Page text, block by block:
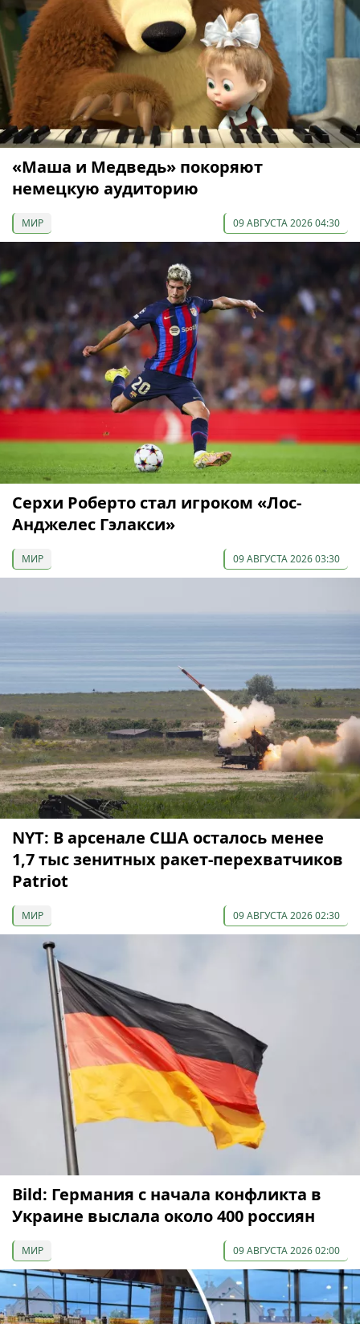
«Маша и Медведь» покоряют
немецкую аудиторию
МИР 09 АВГУСТА 2026 04:30
Серхи Роберто стал игроком «Лос-
Анджелес Гэлакси»
МИР 09 АВГУСТА 2026 03:30
NYT: В арсенале США осталось менее
1,7 тыс зенитных ракет-перехватчиков
Patriot
МИР 09 АВГУСТА 2026 02:30
Bild: Германия с начала конфликта в
Украине выслала около 400 россиян
МИР 09 АВГУСТА 2026 02:00